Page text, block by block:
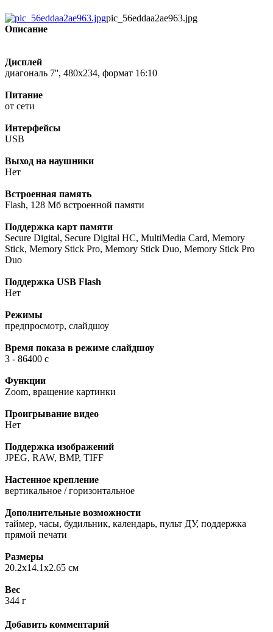
pic_56eddaa2ae963.jpg
Описание
Дисплей
диагональ 7'', 480x234, формат 16:10
Питание
от сети
Интерфейсы
USB
Выход на наушники
Нет
Встроенная память
Flash, 128 Мб встроенной памяти
Поддержка карт памяти
Secure Digital, Secure Digital HC, MultiMedia Card, Memory
Stick, Memory Stick Pro, Memory Stick Duo, Memory Stick Pro
Duo
Поддержка USB Flash
Нет
Режимы
предпросмотр, слайдшоу
Время показа в режиме слайдшоу
3 - 86400 с
Функции
Zoom, вращение картинки
Проигрывание видео
Нет
Поддержка изображений
JPEG, RAW, BMP, TIFF
Настенное крепление
вертикальное / горизонтальное
Дополнительные возможности
таймер, часы, будильник, календарь, пульт ДУ, поддержка
прямой печати
Размеры
20.2x14.1x2.65 см
Вес
344 г
Добавить комментарий